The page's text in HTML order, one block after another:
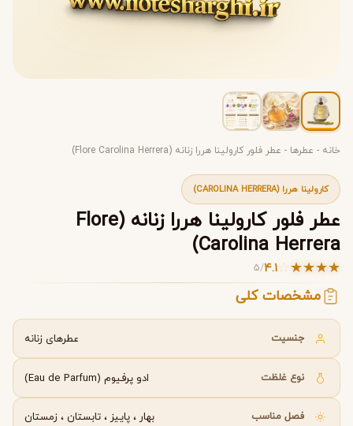
خانه - عطرها - عطر فلور کارولینا هررا زنانه (Flore Carolina Herrera)
کارولینا هررا (CAROLINA HERRERA)
عطر فلور کارولینا هررا زنانه (Flore
Carolina Herrera)
★
★
★
★
☆
4.1
/
5
مشخصات کلی
جنسیت عطرهای زنانه
نوع غلظت ادو پرفیوم (Eau de Parfum)
فصل مناسب بهار ، پاییز ، تابستان، زمستان